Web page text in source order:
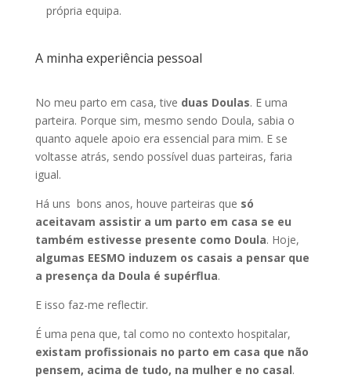
própria equipa.
A minha experiência pessoal
No meu parto em casa, tive duas Doulas. E uma
parteira. Porque sim, mesmo sendo Doula, sabia o
quanto aquele apoio era essencial para mim. E se
voltasse atrás, sendo possível duas parteiras, faria
igual.
Há uns bons anos, houve parteiras que só
aceitavam assistir a um parto em casa se eu
também estivesse presente como Doula. Hoje,
algumas EESMO induzem os casais a pensar que
a presença da Doula é supérflua.
E isso faz-me reflectir.
É uma pena que, tal como no contexto hospitalar,
existam profissionais no parto em casa que não
pensem, acima de tudo, na mulher e no casal.